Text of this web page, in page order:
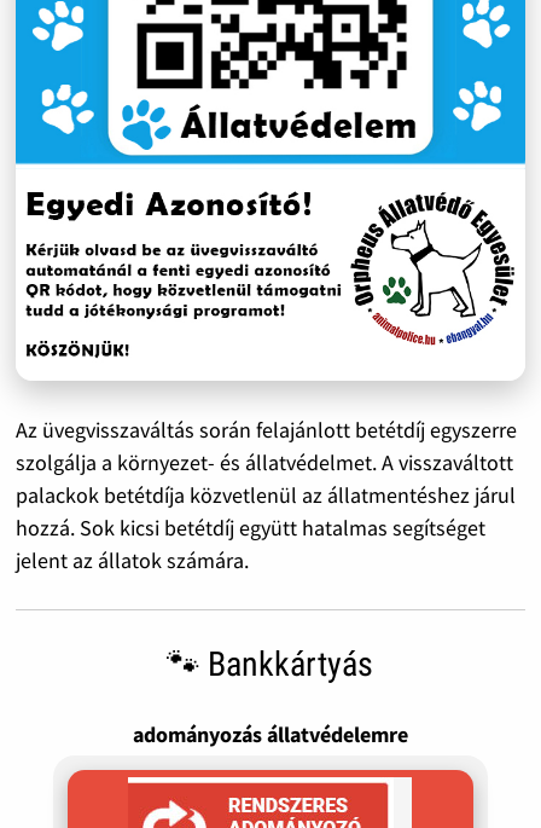
Az üvegvisszaváltás során felajánlott betétdíj egyszerre
szolgálja a környezet- és állatvédelmet. A visszaváltott
palackok betétdíja közvetlenül az állatmentéshez járul
hozzá. Sok kicsi betétdíj együtt hatalmas segítséget
jelent az állatok számára.
🐾 Bankkártyás
adományozás állatvédelemre